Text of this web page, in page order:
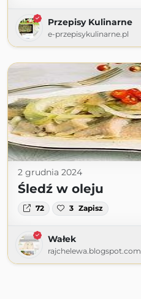
Przepisy Kulinarne
e-przepisykulinarne.pl
2 grudnia 2024
Śledź w oleju
72 3 Zapisz
Wałek
rajchelewa.blogspot.com